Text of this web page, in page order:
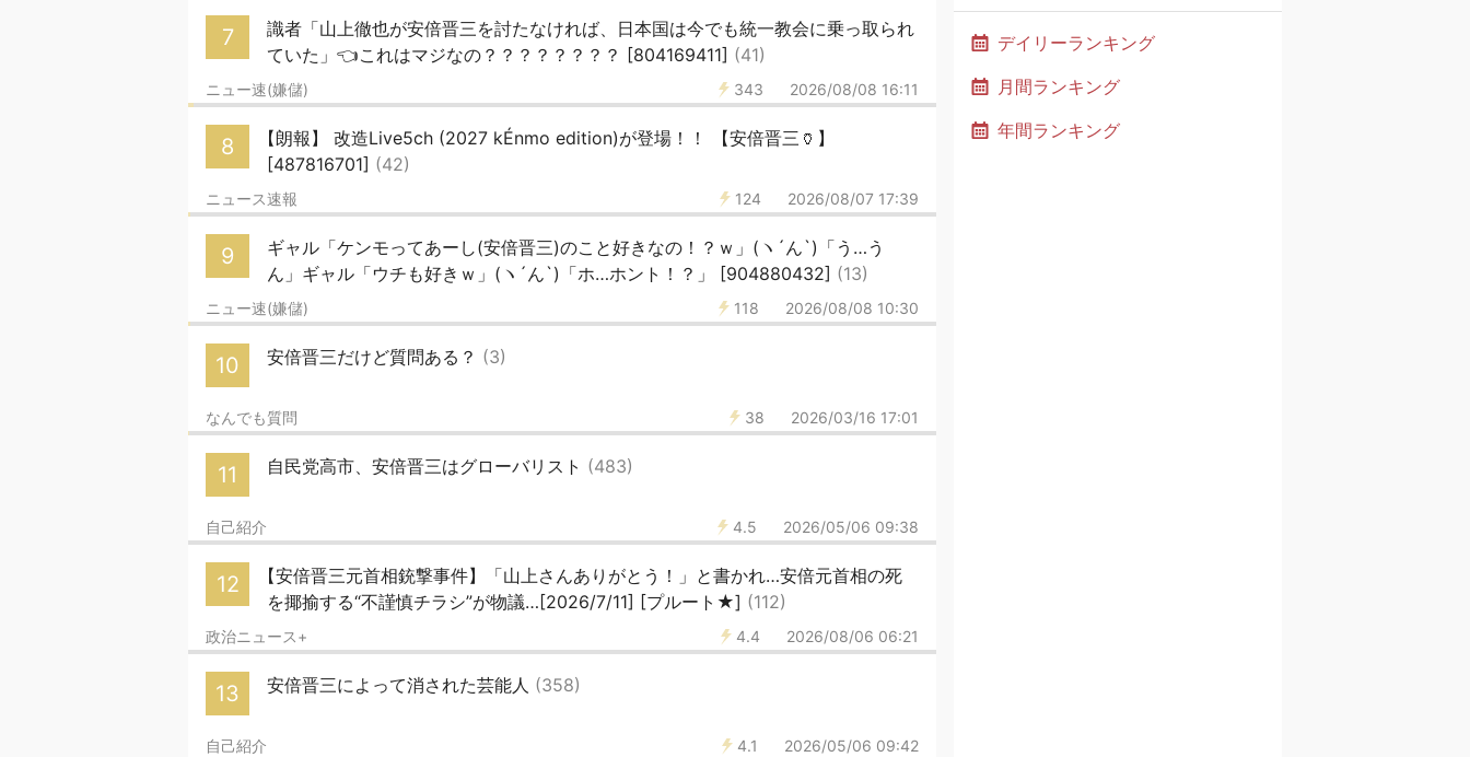
7
識者「山上徹也が安倍晋三を討たなければ、日本国は今でも統一教会に乗っ取られ
ていた」👈これはマジなの？？？？？？？？ [804169411] (41)
343 2026/08/08 16:11
ニュー速(嫌儲)
8
【朗報】 改造Live5ch (2027 kÉnmo edition)が登場！！ 【安倍晋三🏺】
[487816701] (42)
124 2026/08/07 17:39
ニュース速報
9
ギャル「ケンモってあーし(安倍晋三)のこと好きなの！？ｗ」(ヽ´ん`)「う…う
ん」ギャル「ウチも好きｗ」(ヽ´ん`)「ホ…ホント！？」 [904880432] (13)
118 2026/08/08 10:30
ニュー速(嫌儲)
10 安倍晋三だけど質問ある？ (3)
38 2026/03/16 17:01
なんでも質問
11 自民党高市、安倍晋三はグローバリスト (483)
4.5 2026/05/06 09:38
自己紹介
12
【安倍晋三元首相銃撃事件】「山上さんありがとう！」と書かれ…安倍元首相の死
を揶揄する“不謹慎チラシ”が物議…[2026/7/11] [プルート★] (112)
4.4 2026/08/06 06:21
政治ニュース+
13 安倍晋三によって消された芸能人 (358)
4.1 2026/05/06 09:42
自己紹介
デイリーランキング
月間ランキング
年間ランキング